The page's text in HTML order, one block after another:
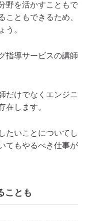
野を活かすこともで
こともできるため、
う。
指導サービスの講師
だけでなくエンジニ
在します。
たいことについてし
てもやるべき仕事が
ことも